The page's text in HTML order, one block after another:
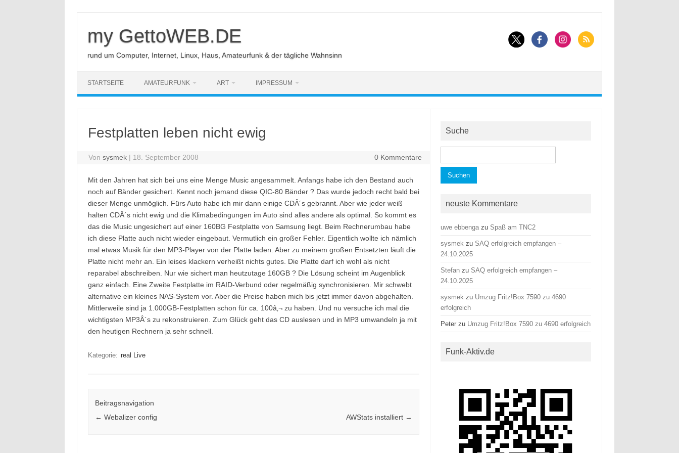
my GettoWEB.DE
rund um Computer, Internet, Linux, Haus, Amateurfunk & der tägliche Wahnsinn
STARTSEITE AMATEURFUNK ART IMPRESSUM
Festplatten leben nicht ewig
Vonsysmek | 18. September 2008 0 Kommentare
Mit den Jahren hat sich bei uns eine Menge Music angesammelt. Anfangs habe ich den Bestand auch
noch auf Bänder gesichert. Kennt noch jemand diese QIC-80 Bänder ? Das wurde jedoch recht bald bei
dieser Menge unmöglich. Fürs Auto habe ich mir dann einige CDÂ´s gebrannt. Aber wie jeder weiß
halten CDÂ´s nicht ewig und die Klimabedingungen im Auto sind alles andere als optimal. So kommt es
das die Music ungesichert auf einer 160BG Festplatte von Samsung liegt. Beim Rechnerumbau habe
ich diese Platte auch nicht wieder eingebaut. Vermutlich ein großer Fehler. Eigentlich wollte ich nämlich
mal etwas Musik für den MP3-Player von der Platte laden. Aber zu meinem großen Entsetzten läuft die
Platte nicht mehr an. Ein leises klackern verheißt nichts gutes. Die Platte darf ich wohl als nicht
reparabel abschreiben. Nur wie sichert man heutzutage 160GB ? Die Lösung scheint im Augenblick
ganz einfach. Eine Zweite Festplatte im RAID-Verbund oder regelmäßig synchronisieren. Mir schwebt
alternative ein kleines NAS-System vor. Aber die Preise haben mich bis jetzt immer davon abgehalten.
Mittlerweile sind ja 1.000GB-Festplatten schon für ca. 100â‚¬ zu haben. Und nu versuche ich mal die
wichtigsten MP3Â´s zu rekonstruieren. Zum Glück geht das CD auslesen und in MP3 umwandeln ja mit
den heutigen Rechnern ja sehr schnell.
Kategorie: real Live
Beitragsnavigation
← Webalizer config AWStats installiert →
Suche
nach:
neuste Kommentare
uwe ebbenga zu Spaß am TNC2
sysmek zu SAQ erfolgreich empfangen –
24.10.2025
Stefan zu SAQ erfolgreich empfangen –
24.10.2025
sysmek zu Umzug Fritz!Box 7590 zu 4690
erfolgreich
Peter zu Umzug Fritz!Box 7590 zu 4690 erfolgreich
Funk-Aktiv.de